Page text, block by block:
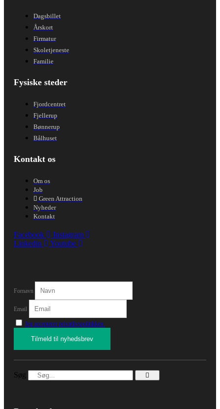
Dagsbillet
Årskort
Firmatur
Skoletjeneste
Familie
Fysiske steder
Fjordcentret
Fjellerup
Bønnerup
Bålhuset
Kontakt os
Om os
Job
Green Attraction
Nyheder
Kontakt
Facebook
Instagram
Linkedin
Youtube
Fornavn
Email
Jeg accepterer privatlivspolitikken.
Søg